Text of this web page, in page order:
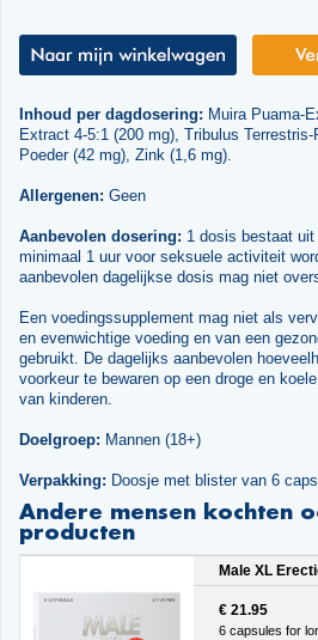
Inhoud per dagdosering: Muira Puama-
Extract 4-5:1 (200 mg), Tribulus
Poeder (42 mg), Zink (1,6 mg).
Allergenen: Geen
Aanbevolen dosering: 1 dosis bestaat
minimaal 1 uur voor seksuele activiteit
aanbevolen dagelijkse dosis mag niet
Een voedingssupplement mag niet als
en evenwichtige voeding en van een
gebruikt. De dagelijks aanbevolen
voorkeur te bewaren op een droge en
van kinderen.
Doelgroep: Mannen (18+)
Verpakking: Doosje met blister van 6
Andere mensen kochten
producten
Male XL
€ 21.95
6 capsules for